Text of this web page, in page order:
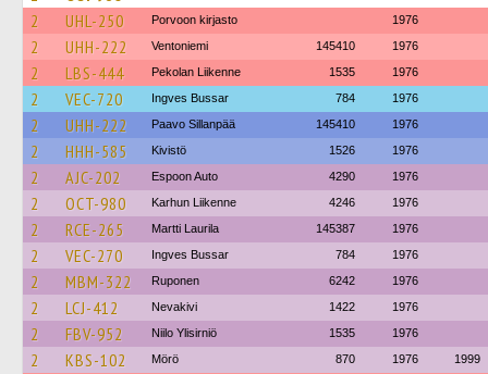
2
UHL-250 Porvoon kirjasto 1976
2 UHH-222 Ventoniemi 145410 1976
2 LBS-444 Pekolan Liikenne 1535 1976
2 VEC-720 Ingves Bussar 784 1976
2 UHH-222 Paavo Sillanpää 145410 1976
2 HHH-585 Kivistö 1526 1976
2 AJC-202 Espoon Auto 4290 1976
2 OCT-980 Karhun Liikenne 4246 1976
2 RCE-265 Martti Laurila 145387 1976
2 VEC-270 Ingves Bussar 784 1976
2 MBM-322 Ruponen 6242 1976
2 LCJ-412 Nevakivi 1422 1976
2 FBV-952 Niilo Ylisirniö 1535 1976
2 KBS-102 Mörö 870 1976 1999